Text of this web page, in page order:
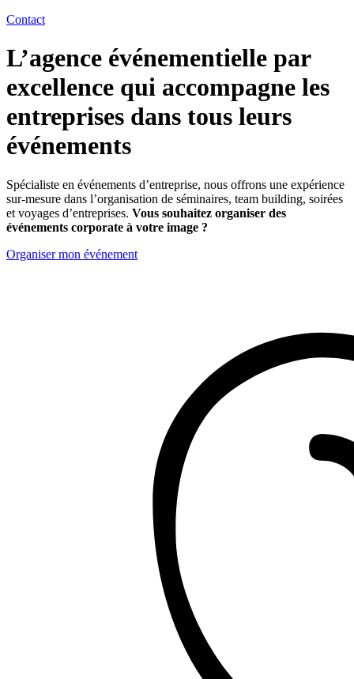
Contact
L’agence événementielle par
excellence qui accompagne les
entreprises dans tous leurs
événements
Spécialiste en événements d’entreprise, nous offrons une expérience
sur-mesure dans l’organisation de séminaires, team building, soirées
et voyages d’entreprises. Vous souhaitez organiser des
événements corporate à votre image ?
Organiser mon événement